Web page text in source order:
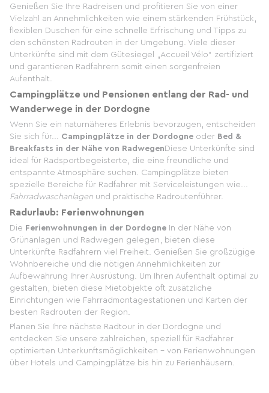
Genießen Sie Ihre Radreisen und profitieren Sie von einer
Vielzahl an Annehmlichkeiten wie einem stärkenden Frühstück,
flexiblen Duschen für eine schnelle Erfrischung und Tipps zu
den schönsten Radrouten in der Umgebung. Viele dieser
Unterkünfte sind mit dem Gütesiegel „Accueil Vélo“ zertifiziert
und garantieren Radfahrern somit einen sorgenfreien
Aufenthalt.
Campingplätze und Pensionen entlang der Rad- und
Wanderwege in der Dordogne
Wenn Sie ein naturnäheres Erlebnis bevorzugen, entscheiden
Sie sich für... Campingplätze in der Dordogne oder Bed &
Breakfasts in der Nähe von Radwegen Diese Unterkünfte sind
ideal für Radsportbegeisterte, die eine freundliche und
entspannte Atmosphäre suchen. Campingplätze bieten
spezielle Bereiche für Radfahrer mit Serviceleistungen wie...
Fahrradwaschanlagen und praktische Radroutenführer.
Radurlaub: Ferienwohnungen
Die Ferienwohnungen in der Dordogne In der Nähe von
Grünanlagen und Radwegen gelegen, bieten diese
Unterkünfte Radfahrern viel Freiheit. Genießen Sie großzügige
Wohnbereiche und die nötigen Annehmlichkeiten zur
Aufbewahrung Ihrer Ausrüstung. Um Ihren Aufenthalt optimal zu
gestalten, bieten diese Mietobjekte oft zusätzliche
Einrichtungen wie Fahrradmontagestationen und Karten der
besten Radrouten der Region.
Planen Sie Ihre nächste Radtour in der Dordogne und
entdecken Sie unsere zahlreichen, speziell für Radfahrer
optimierten Unterkunftsmöglichkeiten – von Ferienwohnungen
über Hotels und Campingplätze bis hin zu Ferienhäusern.